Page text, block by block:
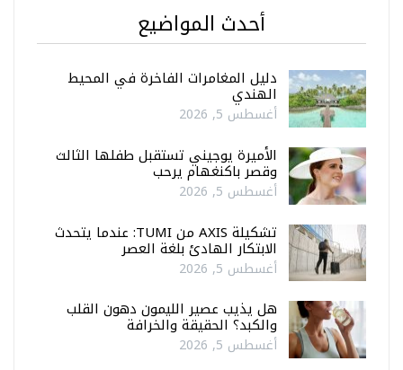
أحدث المواضيع
دليل المغامرات الفاخرة في المحيط
الهندي
أغسطس 5, 2026
الأميرة يوجيني تستقبل طفلها الثالث
وقصر باكنغهام يرحب
أغسطس 5, 2026
تشكيلة AXIS من TUMI: عندما يتحدث
الابتكار الهادئ بلغة العصر
أغسطس 5, 2026
هل يذيب عصير الليمون دهون القلب
والكبد؟ الحقيقة والخرافة
أغسطس 5, 2026